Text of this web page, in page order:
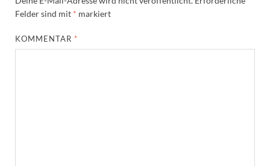
Felder sind mit * markiert
KOMMENTAR *